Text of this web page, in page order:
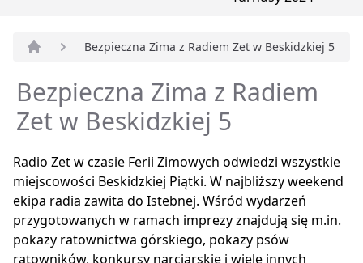
Bezpieczna Zima z Radiem Zet w Beskidzkiej 5
Bezpieczna Zima z Radiem
Zet w Beskidzkiej 5
Radio Zet w czasie Ferii Zimowych odwiedzi wszystkie
miejscowości Beskidzkiej Piątki. W najbliższy weekend
ekipa radia zawita do Istebnej. Wśród wydarzeń
przygotowanych w ramach imprezy znajdują się m.in.
pokazy ratownictwa górskiego, pokazy psów
ratowników, konkursy narciarskie i wiele innych